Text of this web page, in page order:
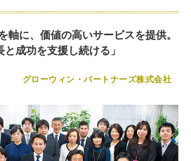
軸に、価値の高いサービスを提供。
成功を支援し続ける」
グローウィン・パートナーズ株式会社